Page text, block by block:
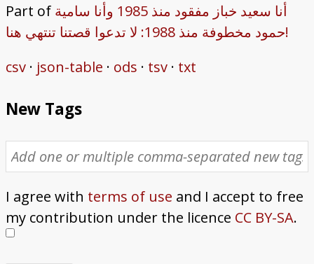
Collection Tree
Home
Part of أنا سعيد خباز مفقود منذ 1985 وأنا سامية
حمود مخطوفة منذ 1988: لا تدعوا قصتنا تنتهي هنا!
csv
json-table ods tsv txt
New Tags
I agree with terms of use and I accept to free
my contribution under the licence CC BY-SA.